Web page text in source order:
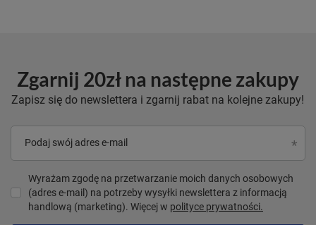
Zgarnij 20zł na następne zakupy
Zapisz się do newslettera i zgarnij rabat na kolejne zakupy!
Podaj swój adres e-mail
Wyrażam zgodę na przetwarzanie moich danych osobowych
(adres e-mail) na potrzeby wysyłki newslettera z informacją
handlową (marketing). Więcej w polityce prywatności.